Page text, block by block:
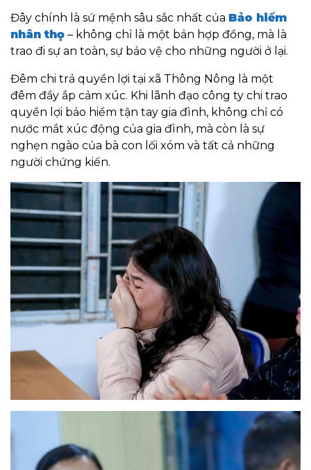
Đây chính là sứ mệnh sâu sắc nhất của Bảo hiểm
nhân thọ – không chỉ là một bản hợp đồng, mà là
trao đi sự an toàn, sự bảo vệ cho những người ở lại.
Đêm chi trả quyền lợi tại xã Thông Nông là một
đêm đầy ắp cảm xúc. Khi lãnh đạo công ty chi trao
quyền lợi bảo hiểm tận tay gia đình, không chỉ có
nước mắt xúc động của gia đình, mà còn là sự
nghẹn ngào của bà con lối xóm và tất cả những
người chứng kiến.